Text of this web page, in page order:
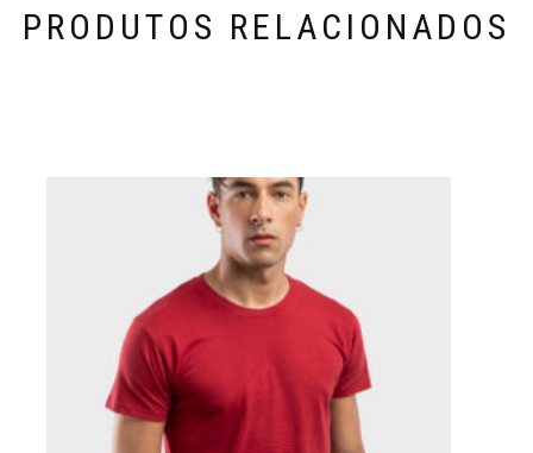
PRODUTOS RELACIONADOS